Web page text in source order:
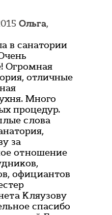
Ольга,
в санатории
Огромная
отличные
Много
процедур.
слова
за
отношение
официантов
Кляузову
спасибо